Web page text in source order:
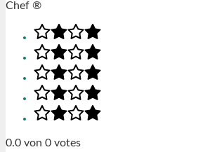
Chef ®
0.0 von 0 votes